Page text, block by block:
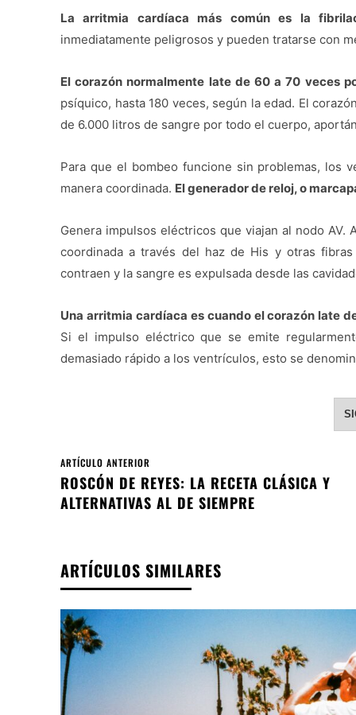
La arritmia cardíaca más común es la
inmediatamente peligrosos y pueden tratarse con
El corazón normalmente late de 60 a 70 veces
psíquico, hasta 180 veces, según la edad. El
de 6.000 litros de sangre por todo el cuerpo,
Para que el bombeo funcione sin problemas, los
manera coordinada. El generador de reloj, o
Genera impulsos eléctricos que viajan al nodo
coordinada a través del haz de His y otras
contraen y la sangre es expulsada desde las
Una arritmia cardíaca es cuando el corazón late
Si el impulso eléctrico que se emite
demasiado rápido a los ventrículos, esto se
ARTÍCULO ANTERIOR
ROSCÓN DE REYES: LA RECETA CLÁSICA Y
ALTERNATIVAS AL DE SIEMPRE
ARTÍCULOS SIMILARES